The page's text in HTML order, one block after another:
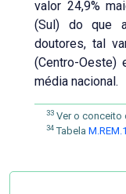
valor 24,9%
(Sul) do que
doutores, tal
(Centro-Oeste)
média nacional.
33 Ver o conceito
34Tabela